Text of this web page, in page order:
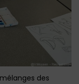
des